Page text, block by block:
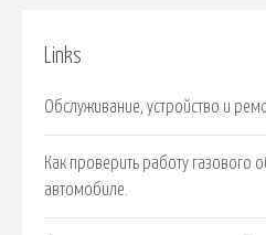
Links
Обслуживание, устройство и
Как проверить работу газового
автомобиле.